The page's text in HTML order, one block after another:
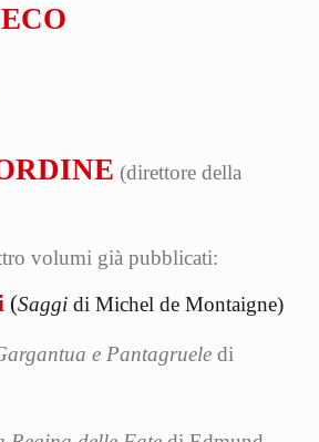
(direttore della
volumi già pubblicati:
(Saggi di Michel de Montaigne)
e Pantagruele di